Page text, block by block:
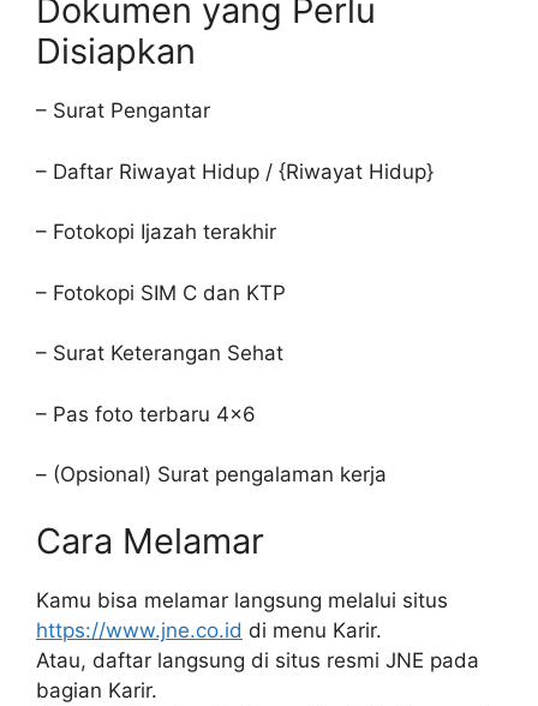
Dokumen yang Perlu
Disiapkan
– Surat Pengantar
– Daftar Riwayat Hidup / {Riwayat Hidup}
– Fotokopi Ijazah terakhir
– Fotokopi SIM C dan KTP
– Surat Keterangan Sehat
– Pas foto terbaru 4×6
– (Opsional) Surat pengalaman kerja
Cara Melamar
Kamu bisa melamar langsung melalui situs
https://www.jne.co.id di menu Karir.
Atau, daftar langsung di situs resmi JNE pada
bagian Karir.